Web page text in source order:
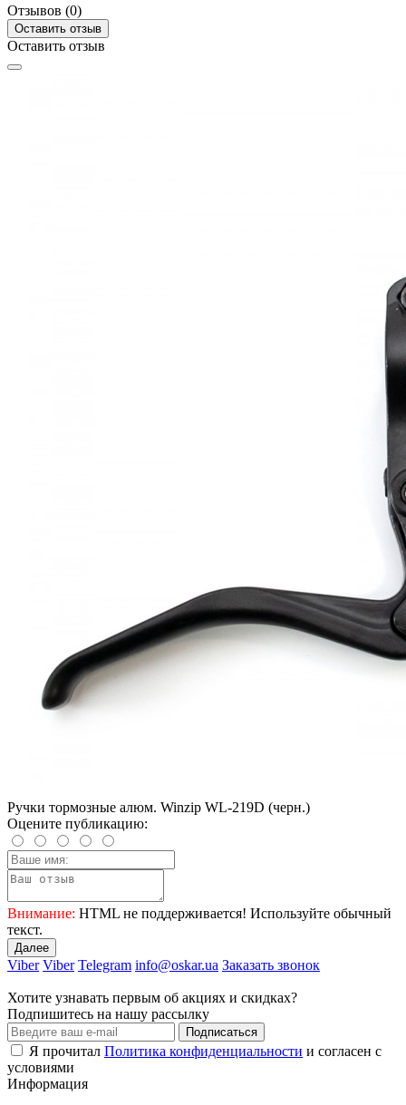
Отзывов (0)
Оставить отзыв
Оставить отзыв
Ручки тормозные алюм. Winzip WL-219D (черн.)
Оцените публикацию:
Внимание: HTML не поддерживается! Используйте обычный
текст.
Далее
Viber Viber Telegram info@oskar.ua Заказать звонок
Хотите узнавать первым об акциях и скидках?
Подпишитесь на нашу рассылку
Подписаться
Я прочитал Политика конфиденциальности и согласен с
условиями
Информация